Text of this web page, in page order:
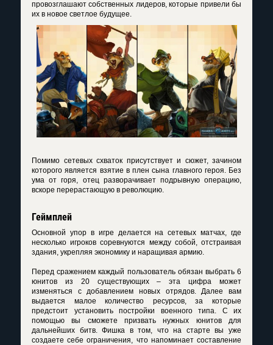
провозглашают собственных лидеров, которые привели бы
их в новое светлое будущее.
Помимо сетевых схваток присутствует и сюжет, зачином
которого является взятие в плен сына главного героя. Без
ума от горя, отец разворачивает подрывную операцию,
вскоре перерастающую в революцию.
Геймплей
Основной упор в игре делается на сетевых матчах, где
несколько игроков соревнуются между собой, отстраивая
здания, укрепляя экономику и наращивая армию.
Перед сражением каждый пользователь обязан выбрать 6
юнитов из 20 существующих – эта цифра может
изменяться с добавлением новых отрядов. Далее вам
выдается малое количество ресурсов, за которые
предстоит установить постройки военного типа. С их
помощью вы сможете призвать нужных юнитов для
дальнейших битв. Фишка в том, что на старте вы уже
создаете себе ограничения, что напоминает составление